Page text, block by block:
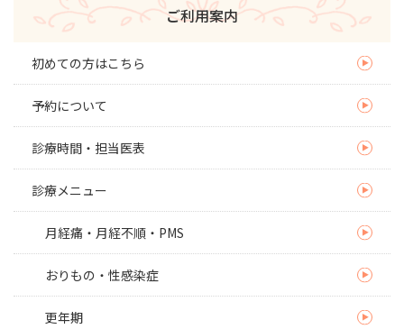
ご利用案内
初めての方はこちら
予約について
診療時間・担当医表
診療メニュー
月経痛・月経不順・PMS
おりもの・性感染症
更年期